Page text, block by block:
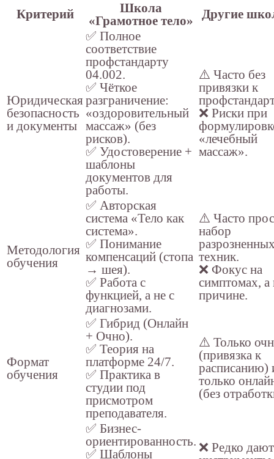
Критерий
Школа
«Грамотное тело»
Другие
Юридическая
безопасность
и документы
✅ Полное
соответствие
профстандарту
04.002.
✅ Чёткое
разграничение:
«оздоровительный
массаж» (без
рисков).
✅ Удостоверение +
шаблоны
документов для
работы.
⚠️ Часто без
привязки к
❌ Риски при
«лечебный
массаж».
Методология
обучения
✅ Авторская
система «Тело как
система».
✅ Понимание
компенсаций (стопа
→ шея).
✅ Работа с
функцией, а не с
диагнозами.
⚠️ Часто
набор
техник.
❌ Фокус на
симптомах, а
причине.
Формат
обучения
✅ Гибрид (Онлайн
+ Очно).
✅ Теория на
платформе 24/7.
✅ Практика в
студии под
присмотром
преподавателя.
⚠️ Только
(привязка к
расписанию)
только
(без
✅ Бизнес-
ориентированность.
✅ Шаблоны
❌ Редко дают